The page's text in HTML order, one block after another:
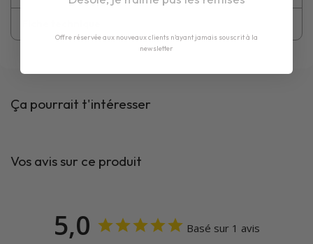
Ça pourrait t'intéresser
Vos avis sur ce produit
5,0 Basé sur 1 avis
Offre réservée aux nouveaux clients n'ayant jamais souscrit à la
newsletter